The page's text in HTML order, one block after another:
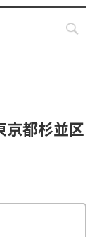
京都杉並区